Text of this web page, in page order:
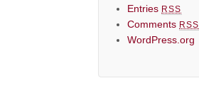
Entries RSS
Comments RSS
WordPress.org